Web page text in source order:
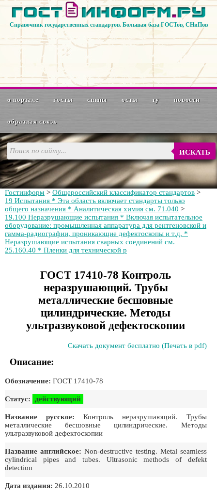
Справочник государственных стандартов. Большая база ГОСТов, СНиПов
о портале госты снипы осты ту новости
обратная связь
ИСКАТЬ
Гостинформ > Общероссийский классификатор стандартов >
19 Испытания * Эта область включает стандарты только
общего назначения * Аналитическая химия см. 71.040 >
19.100 Неразрушающие испытания * Включая испытательное
оборудование: промышленная аппаратура для рентгеновской и
гамма-радиографии, проникающие дефектоскопы и т.д. *
Неразрушающие испытания сварных соединений см.
25.160.40 * Пленки для технической р
ГОСТ 17410-78 Контроль
неразрушающий. Трубы
металлические бесшовные
цилиндрические. Методы
ультразвуковой дефектоскопии
Скачать документ бесплатно (Печать в pdf)
Описание:
Обозначение: ГОСТ 17410-78
Статус: действующий
Название русское: Контроль неразрушающий. Трубы
металлические бесшовные цилиндрические. Методы
ультразвуковой дефектоскопии
Название английское: Non-destructive testing. Metal seamless
cylindrical pipes and tubes. Ultrasonic methods of defekt
detection
Дата издания: 26.10.2010